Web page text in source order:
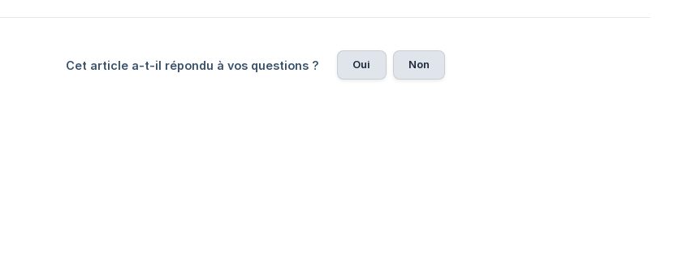
Cet article a-t-il répondu à vos questions ? Oui Non